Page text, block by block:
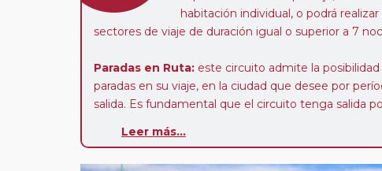
habitación individual, o podrá
sectores de viaje de duración igual o superior a 7
Paradas en Ruta: este circuito admite la
paradas en su viaje, en la ciudad que desee por
salida. Es fundamental que el circuito tenga salida
realiza para tomar otro circuito del mismo
Leer más...